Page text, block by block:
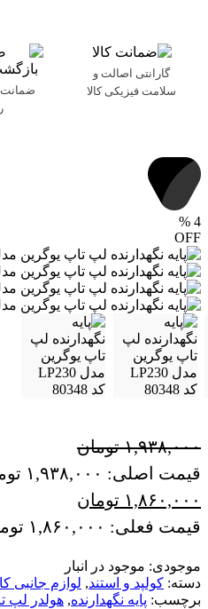
گارانتی اصالت و
سلامت فیزیکی کالا
4
%
OFF
۱,۹۳۸,۰۰۰ تومان
قیمت اصلی: ۱,۹۳۸,۰۰۰ تومان بود.
۱,۸۶۰,۰۰۰ تومان
قیمت فعلی: ۱,۸۶۰,۰۰۰ تومان.
موجودی: موجود در انبار
دسته: کولپد و استند, لوازم جانبی
برچسب: پایه نگهدارنده, هولدر لپ